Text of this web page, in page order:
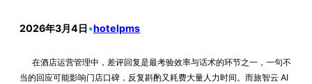
2026年3月4日•hotelpms
在酒店运营管理中，差评回复是最考验效率与话术的环节之一，一句不
当的回应可能影响门店口碑，反复斟酌又耗费大量人力时间。而旅智云 AI